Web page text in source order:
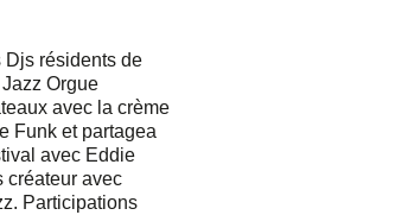
Djs résidents de
Orgue
avec la crème
Funk et partagea
avec Eddie
créateur avec
Participations